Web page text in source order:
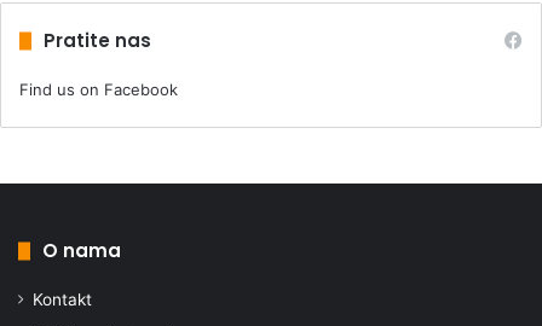
Pratite nas
Find us on Facebook
O nama
Kontakt